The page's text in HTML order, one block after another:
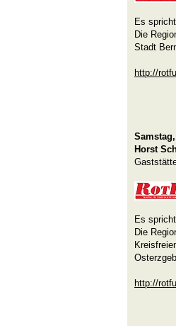
Es
Die
Stadt
http://
Horst
Es
Die
http://